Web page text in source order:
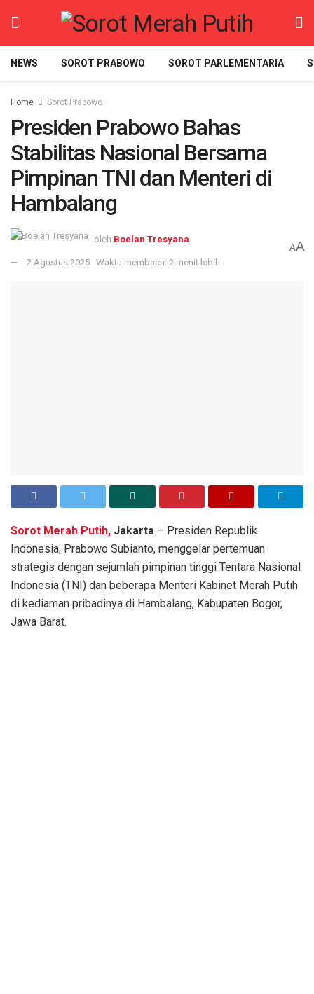
NEWS SOROT PRABOWO SOROT PARLEMENTARIA
Home Sorot Prabowo
Presiden Prabowo Bahas
Stabilitas Nasional Bersama
Pimpinan TNI dan Menteri di
Hambalang
oleh Boelan Tresyana
2 Agustus 2025 Waktu membaca: 2 menit lebih
AA
Sorot Merah Putih, Jakarta – Presiden Republik
Indonesia, Prabowo Subianto, menggelar pertemuan
strategis dengan sejumlah pimpinan tinggi Tentara Nasional
Indonesia (TNI) dan beberapa Menteri Kabinet Merah Putih
di kediaman pribadinya di Hambalang, Kabupaten Bogor,
Jawa Barat.